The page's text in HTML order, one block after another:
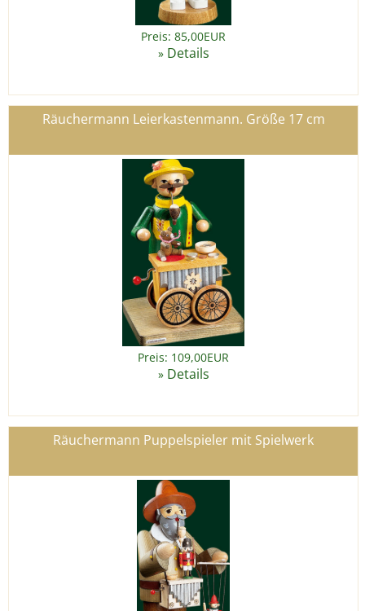
Preis: 85,00EUR
» Details
Räuchermann Leierkastenmann. Größe 17 cm
Preis: 109,00EUR
» Details
Räuchermann Puppelspieler mit Spielwerk